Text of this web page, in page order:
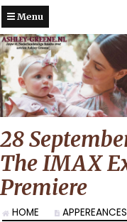
Menu
28
The IMAX
Premiere
HOME